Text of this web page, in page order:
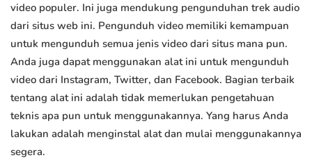
video populer. Ini juga mendukung pengunduhan trek audio
dari situs web ini. Pengunduh video memiliki kemampuan
untuk mengunduh semua jenis video dari situs mana pun.
Anda juga dapat menggunakan alat ini untuk mengunduh
video dari Instagram, Twitter, dan Facebook. Bagian terbaik
tentang alat ini adalah tidak memerlukan pengetahuan
teknis apa pun untuk menggunakannya. Yang harus Anda
lakukan adalah menginstal alat dan mulai menggunakannya
segera.